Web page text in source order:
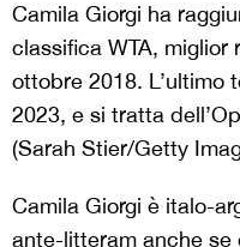
Camila Giorgi ha
classifica WTA, miglior
ottobre 2018. L’ultimo
2023, e si tratta
(Sarah Stier/Getty
Camila Giorgi è italo-
ante-litteram anche